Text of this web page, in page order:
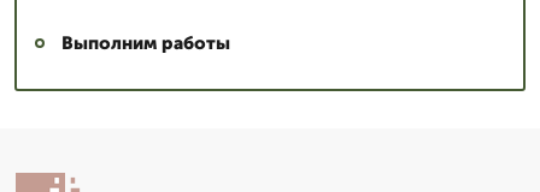
Выполним работы